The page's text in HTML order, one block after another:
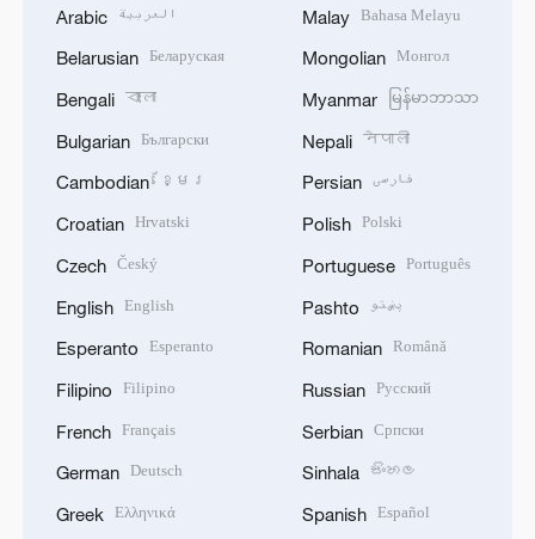
Arabic العربية
Belarusian Беларуская
Bengali বাংলা
Bulgarian Български
Cambodian ខ្មែរ
Croatian Hrvatski
Czech Český
English English
Esperanto Esperanto
Filipino Filipino
French Français
German Deutsch
Greek Ελληνικά
Malay Bahasa Melayu
Mongolian Монгол
Myanmar မြန်မာဘာသာ
Nepali नेपाली
Persian فارسی
Polish Polski
Portuguese Português
Pashto پښتو
Romanian Română
Russian Русский
Serbian Српски
Sinhala සිංහල
Spanish Español